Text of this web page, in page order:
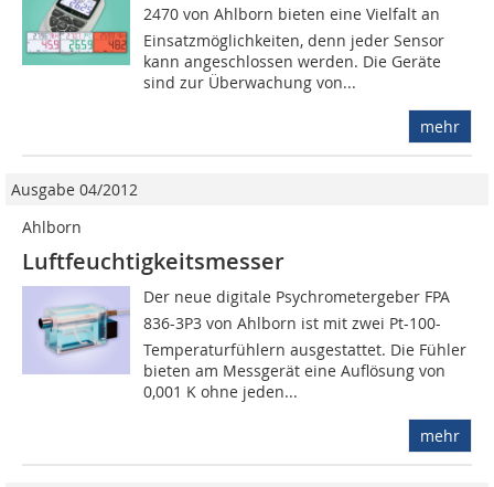
2470 von Ahlborn bieten eine Vielfalt an
Einsatzmöglichkeiten, denn jeder Sensor
kann angeschlossen werden. Die Geräte
sind zur Überwachung von...
mehr
Ausgabe 04/2012
Ahlborn
Luftfeuchtigkeitsmesser
Der neue digitale Psychrometergeber FPA
836-3P3 von Ahlborn ist mit zwei Pt-100-
Tem­pe­ra­tur­füh­lern ausgestattet. Die Fühler
bieten am Messgerät eine Auflösung von
0,001 K ohne jeden...
mehr